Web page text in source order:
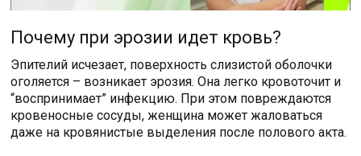
Почему при эрозии идет кровь?
Эпителий исчезает, поверхность слизистой оболочки
оголяется – возникает эрозия. Она легко кровоточит и
“воспринимает” инфекцию. При этом повреждаются
кровеносные сосуды, женщина может жаловаться
даже на кровянистые выделения после полового акта.